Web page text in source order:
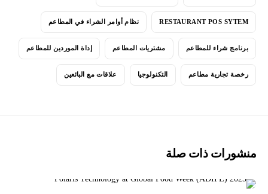
RESTAURANT POS SYTEM نظام أوامر الشراء في المطاعم
برنامج شراء للمطاعم مشتريات المطاعم إداة الموردين للمطاعم
رخصة تجارية مطاعم التكنولوجيا علاقات مع البائعين
منشورات ذات صلة